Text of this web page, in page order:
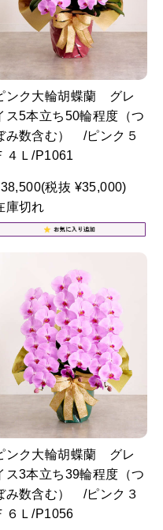
ンク大輪胡蝶蘭 グレ
ス5本立ち50輪程度（つ
み数含む） /ピンク５
４Ｌ/P1061
(税抜 ¥35,000)
庫切れ
ンク大輪胡蝶蘭 グレ
ス3本立ち39輪程度（つ
み数含む） /ピンク３
６Ｌ/P1056